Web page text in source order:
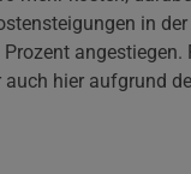
in
angestiegen.
hier aufgrund